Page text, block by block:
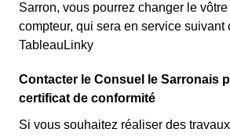
Sarron, vous pourrez changer le
compteur, qui sera en service suivant
TableauLinky
Contacter le Consuel le Sarronais
certificat de conformité
Si vous souhaitez réaliser des